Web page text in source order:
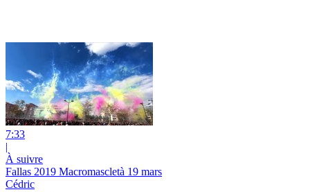
7:33
|
À suivre
Fallas 2019 Macromascletà 19 mars
Cédric